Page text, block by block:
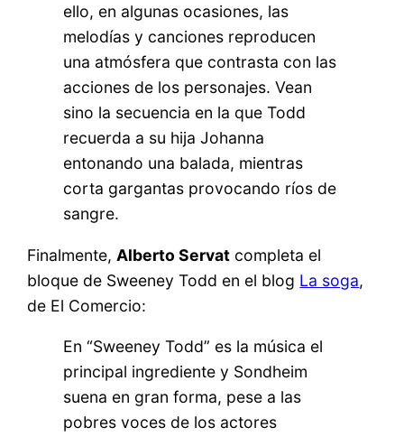
ello, en algunas ocasiones, las
melodías y canciones reproducen
una atmósfera que contrasta con las
acciones de los personajes. Vean
sino la secuencia en la que Todd
recuerda a su hija Johanna
entonando una balada, mientras
corta gargantas provocando ríos de
sangre.
Finalmente, Alberto Servat completa el
bloque de Sweeney Todd en el blog La soga,
de El Comercio:
En “Sweeney Todd” es la música el
principal ingrediente y Sondheim
suena en gran forma, pese a las
pobres voces de los actores